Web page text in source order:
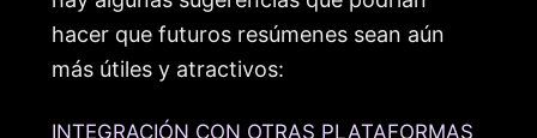
hacer que futuros resúmenes sean aún
más útiles y atractivos:
INTEGRACIÓN CON OTRAS PLATAFORMAS